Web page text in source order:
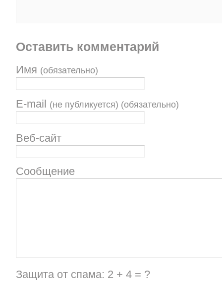
Оставить комментарий
Имя (обязательно)
E-mail (не публикуется) (обязательно)
Веб-сайт
Сообщение
Защита от спама: 2 + 4 = ?